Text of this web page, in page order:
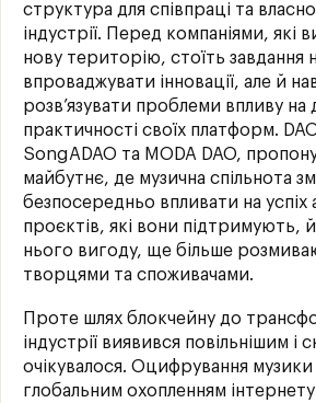
структура для співпраці та
індустрії. Перед компаніями, які
нову територію, стоїть завдання
впроваджувати інновації, але й
розв’язувати проблеми впливу на
практичності своїх платформ.
SongADAO та MODA DAO,
майбутнє, де музична спільнота
безпосередньо впливати на успіх
проєктів, які вони підтримують,
нього вигоду, ще більше
творцями та споживачами.
Проте шлях блокчейну до
індустрії виявився повільнішим і
очікувалося. Оцифрування музики
глобальним охопленням